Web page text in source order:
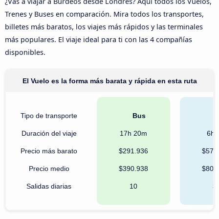
Trenes y Buses en comparación. Mira todos los transportes,
billetes más baratos, los viajes más rápidos y las terminales
más populares. El viaje ideal para ti con las 4 compañías
disponibles.
El Vuelo es la forma más barata y rápida en esta ruta
Tipo de transporte
Duración del viaje
Precio más barato
Precio medio
Salidas diarias
Bus
17h 20m
$291.936
$390.938
10
6h